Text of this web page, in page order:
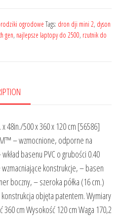
ogrodowe Tags: dron dji mini 2, dyson
gen, najlepsze laptopy do 2500, rzutnik do
48in./500 x 360 x 120 cm [56586]
– wzmocnione, odporne na
basenu PVC o grubości 0.40
konstrukcje, – basen
boczny, – szeroka półka (16 cm.)
objęta patentem. Wymiary
360 cm Wysokość 120 cm Waga 170,2